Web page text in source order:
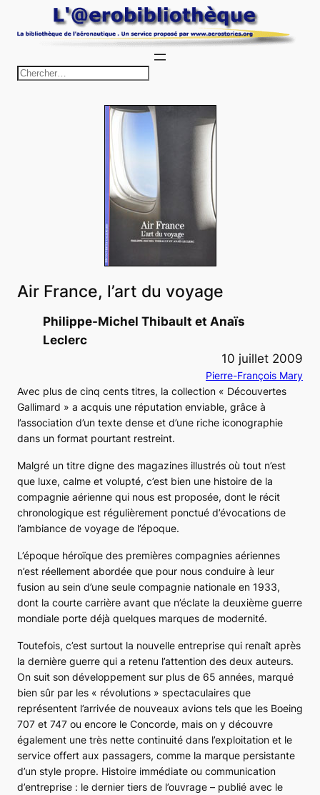
au
r
e
r
Air France, l’art du voyage
Philippe-Michel Thibault et Anaïs
Leclerc
10 juillet 2009
Pierre-François Mary
Avec plus de cinq cents titres, la collection « Découvertes
Gallimard » a acquis une réputation enviable, grâce à
l’association d’un texte dense et d’une riche iconographie
dans un format pourtant restreint.
Malgré un titre digne des magazines illustrés où tout n’est
que luxe, calme et volupté, c’est bien une histoire de la
compagnie aérienne qui nous est proposée, dont le récit
chronologique est régulièrement ponctué d’évocations de
l’ambiance de voyage de l’époque.
L’époque héroïque des premières compagnies aériennes
n’est réellement abordée que pour nous conduire à leur
fusion au sein d’une seule compagnie nationale en 1933,
dont la courte carrière avant que n’éclate la deuxième guerre
mondiale porte déjà quelques marques de modernité.
Toutefois, c’est surtout la nouvelle entreprise qui renaît après
la dernière guerre qui a retenu l’attention des deux auteurs.
On suit son développement sur plus de 65 années, marqué
bien sûr par les « révolutions » spectaculaires que
représentent l’arrivée de nouveaux avions tels que les Boeing
707 et 747 ou encore le Concorde, mais on y découvre
également une très nette continuité dans l’exploitation et le
service offert aux passagers, comme la marque persistante
d’un style propre. Histoire immédiate ou communication
d’entreprise : le dernier tiers de l’ouvrage – publié avec le